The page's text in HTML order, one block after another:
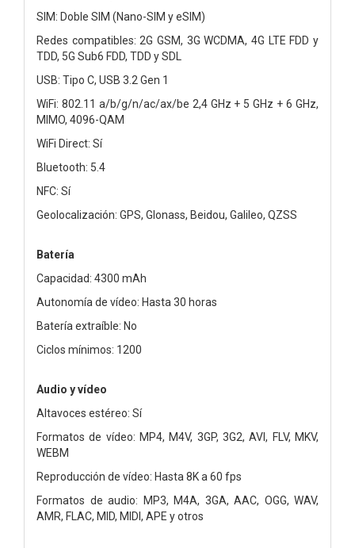
SIM: Doble SIM (Nano-SIM y eSIM)
Redes compatibles: 2G GSM, 3G WCDMA, 4G LTE FDD y
TDD, 5G Sub6 FDD, TDD y SDL
USB: Tipo C, USB 3.2 Gen 1
WiFi: 802.11 a/b/g/n/ac/ax/be 2,4 GHz + 5 GHz + 6 GHz,
MIMO, 4096-QAM
WiFi Direct: Sí
Bluetooth: 5.4
NFC: Sí
Geolocalización: GPS, Glonass, Beidou, Galileo, QZSS
Batería
Capacidad: 4300 mAh
Autonomía de vídeo: Hasta 30 horas
Batería extraíble: No
Ciclos mínimos: 1200
Audio y vídeo
Altavoces estéreo: Sí
Formatos de vídeo: MP4, M4V, 3GP, 3G2, AVI, FLV, MKV,
WEBM
Reproducción de vídeo: Hasta 8K a 60 fps
Formatos de audio: MP3, M4A, 3GA, AAC, OGG, WAV,
AMR, FLAC, MID, MIDI, APE y otros